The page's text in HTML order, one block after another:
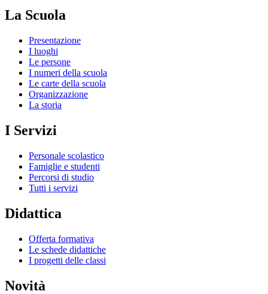
La Scuola
Presentazione
I luoghi
Le persone
I numeri della scuola
Le carte della scuola
Organizzazione
La storia
I Servizi
Personale scolastico
Famiglie e studenti
Percorsi di studio
Tutti i servizi
Didattica
Offerta formativa
Le schede didattiche
I progetti delle classi
Novità